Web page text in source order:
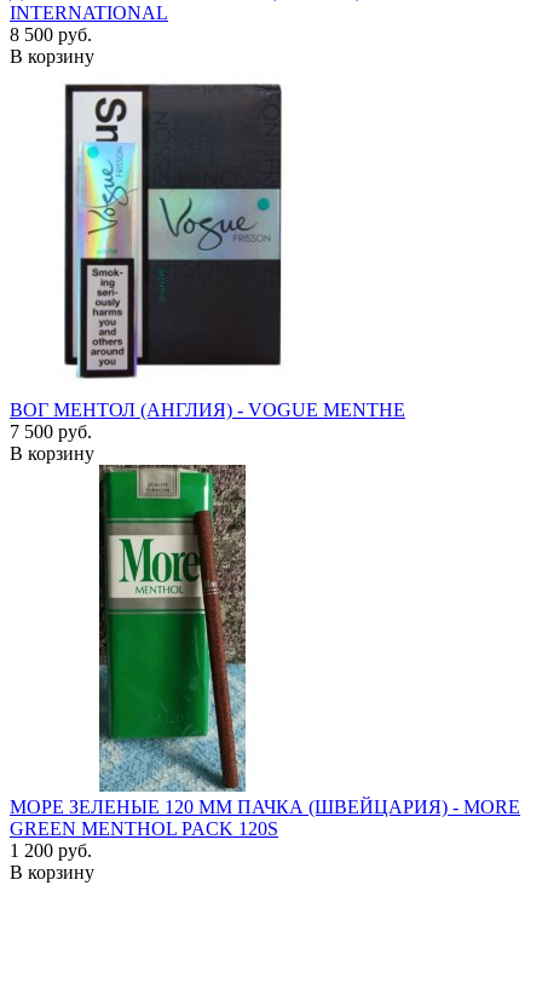
INTERNATIONAL
8 500 руб.
В корзину
ВОГ МЕНТОЛ (АНГЛИЯ) - VOGUE MENTHE
7 500 руб.
В корзину
МОРЕ ЗЕЛЕНЫЕ 120 ММ ПАЧКА (ШВЕЙЦАРИЯ) - MORE
GREEN MENTHOL PACK 120S
1 200 руб.
В корзину